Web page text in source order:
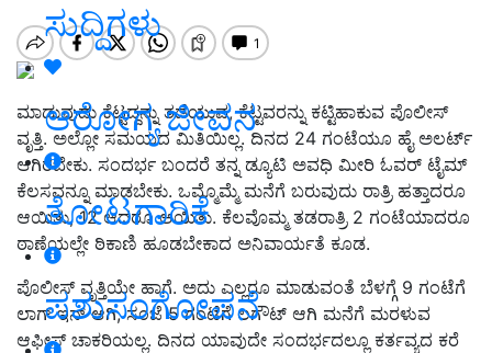
ಸುದ್ದಿಗಳು
ಆರೋಗ್ಯ ಜೀವನ
ತೋಟಗಾರಿಕೆ
ಪಶುಸಂಗೋಪನೆ
ಮಾಡುವುದು ಕೆಟ್ಟದ್ದನ್ನು ತಡೆಯುವ, ಕೆಟ್ಟವರನ್ನು ಕಟ್ಟಿಹಾಕುವ ಪೊಲೀಸ್
ವೃತ್ತಿ. ಅಲ್ಲೋ ಸಮಯದ ಮಿತಿಯಿಲ್ಲ. ದಿನದ 24 ಗಂಟೆಯೂ ಹೈ ಅಲರ್ಟ್
ಆಗಿರಬೇಕು. ಸಂದರ್ಭ ಬಂದರೆ ತನ್ನ ಡ್ಯೂಟಿ ಅವಧಿ ಮೀರಿ ಓವರ್ ಟೈಮ್
ಕೆಲಸವನ್ನೂ ಮಾಡಬೇಕು. ಒಮ್ಮೊಮ್ಮೆ ಮನೆಗೆ ಬರುವುದು ರಾತ್ರಿ ಹತ್ತಾದರೂ
ಆಯಿತು, 12 ಆದರೂ ಆಯಿತು. ಕೆಲವೊಮ್ಮ ತಡರಾತ್ರಿ 2 ಗಂಟೆಯಾದರೂ
ಠಾಣೆಯಲ್ಲೇ ಠಿಕಾಣಿ ಹೂಡಬೇಕಾದ ಅನಿವಾರ್ಯತೆ ಕೂಡ.
ಪೊಲೀಸ್ ವೃತ್ತಿಯೇ ಹಾಗೆ. ಅದು ಎಲ್ಲರೂ ಮಾಡುವಂತೆ ಬೆಳಗ್ಗೆ 9 ಗಂಟೆಗೆ
ಲಾಗ್ ಇನ್ ಆಗಿ, ಸಂಜೆ 5 ಗಂಟೆಗೆ ಲಗೌಟ್ ಆಗಿ ಮನೆಗೆ ಮರಳುವ
ಆಫೀಸ್ ಚಾಕರಿಯಲ್ಲ. ದಿನದ ಯಾವುದೇ ಸಂದರ್ಭದಲ್ಲೂ ಕರ್ತವ್ಯದ ಕರೆ